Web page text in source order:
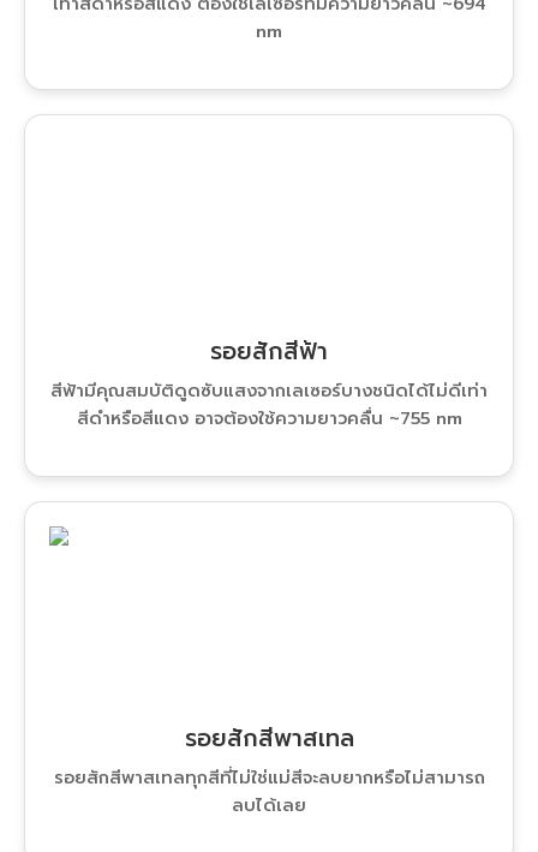
nm
รอยสักสีฟ้า
สีฟ้ามีคุณสมบัติดูดซับแสงจากเลเซอร์บางชนิดได้ไม่ดีเท่า
สีดำหรือสีแดง อาจต้องใช้ความยาวคลื่น ~755 nm
รอยสักสีพาสเทล
รอยสักสีพาสเทลทุกสีที่ไม่ใช่แม่สีจะลบยากหรือไม่สามารถ
ลบได้เลย